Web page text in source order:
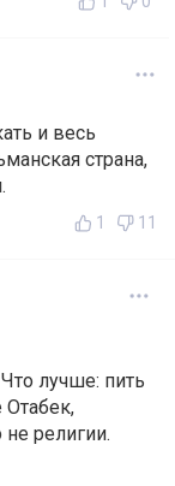
и весь
страна,
1 11
лучше: пить
Отабек,
религии.